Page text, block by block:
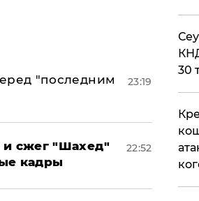
"последним
23:19
и сжег "Шахед"
кадры
22:52
30